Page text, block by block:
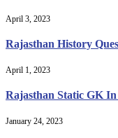
April 3, 2023
Rajasthan History
April 1, 2023
Rajasthan Static GK
January 24, 2023